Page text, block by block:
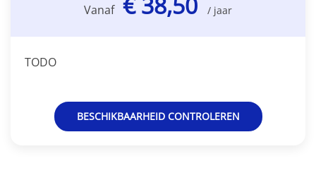
Vanaf / jaar
TODO
BESCHIKBAARHEID CONTROLEREN